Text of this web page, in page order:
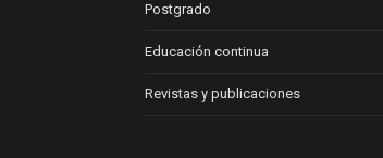
Postgrado
Educación continua
Revistas y publicaciones